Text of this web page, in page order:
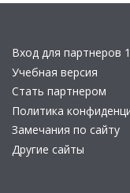
Вход для партнеров
Учебная версия
Стать партнером
Политика
Замечания по сайту
Другие сайты